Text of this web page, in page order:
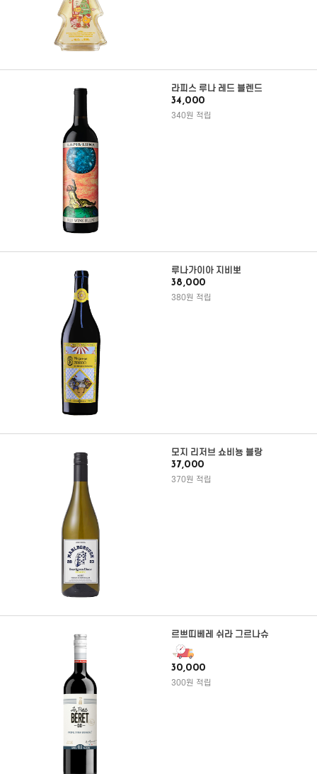
라피스 루나 레드 블렌드
34,000
340원 적립
루나가이아 지비뽀
38,000
380원 적립
모지 리저브 쇼비뇽 블랑
37,000
370원 적립
르쁘띠베레 쉬라 그르나슈
30,000
300원 적립